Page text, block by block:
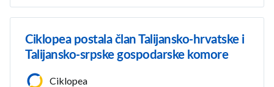
Ciklopea postala član Talijansko-hrvatske i
Talijansko-srpske gospodarske komore
Ciklopea